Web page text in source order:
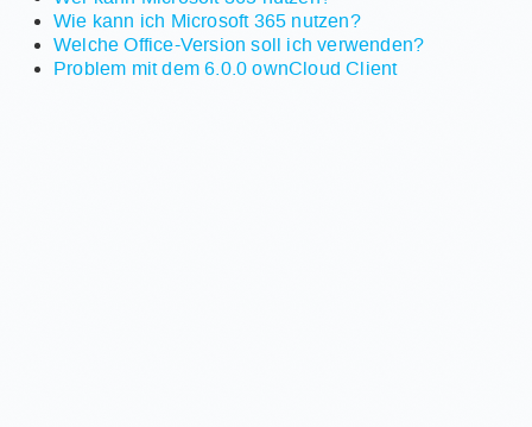
Wie kann ich Microsoft 365 nutzen?
Welche Office-Version soll ich verwenden?
Problem mit dem 6.0.0 ownCloud Client